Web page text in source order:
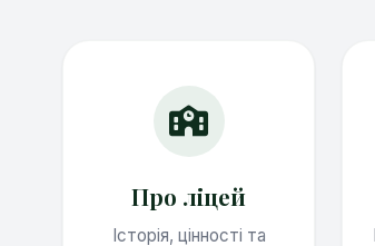
Про ліцей
Історія, цінності та